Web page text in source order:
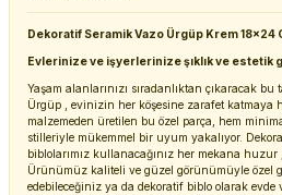
Dekoratif Seramik Vazo Ürgüp Krem 18x24
Evlerinize ve işyerlerinize şıklık ve estetik
Yaşam alanlarınızı sıradanlıktan çıkaracak
Ürgüp , evinizin her köşesine zarafet katmaya
malzemeden üretilen bu özel parça, hem
stilleriyle mükemmel bir uyum yakalıyor.
biblolarımız kullanacağınız her mekana
Ürünümüz kaliteli ve güzel görünümüyle özel
edebileceğiniz ya da dekoratif biblo olarak